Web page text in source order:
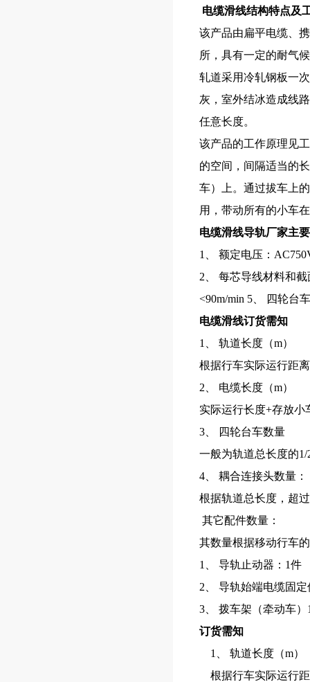
电缆滑线结构特点及
该产品由扁平电缆、
所，具有一定的耐气
轧道采用冷轧钢板一
灰，室外结冰造成线
任意长度。
该产品的工作原理见
的空间，间隔适当的
车）上。通过拔车上
用，带动所有的小车
电缆滑线导轨厂家主
1
额定电压：
2
每芯导线材料和
<90m/min 5
四轮台
电缆滑线订货需知
1
轨道长度（m）
根据行车实际运行距
2
电缆长度（m）
实际运行长度+存放小
3
四轮台车数量
一般为轨道总长度的1/
4
耦合连接头数量：
根据轨道总长度，超过
其它配件数量：
其数量根据移动行车
1
导轨止动器： 1件
2
导轨始端电缆固定
3
拨车架（牵动车）
订货需知
1
轨道长度（m）
根据行车实际运行